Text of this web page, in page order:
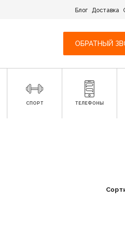
Блог Доставка
ОБРАТНЫЙ
СПОРТ ТЕЛЕФОНЫ